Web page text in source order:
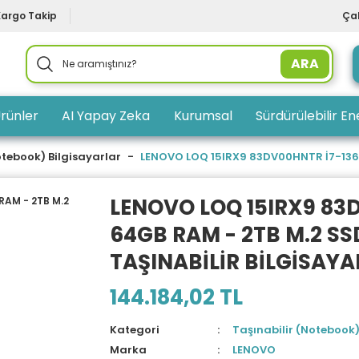
Takip
ARA
AI Yapay Zeka Kurumsal Sürdürülebilir
Bilgisayarlar LENOVO LOQ 15IRX9 83DV00HNTR İ7-
LENOVO LOQ 15IRX9
64GB RAM - 2TB M.2
TAŞINABİLİR
144.184,02 TL
Kategori
Taşınabilir
Marka
LENOVO